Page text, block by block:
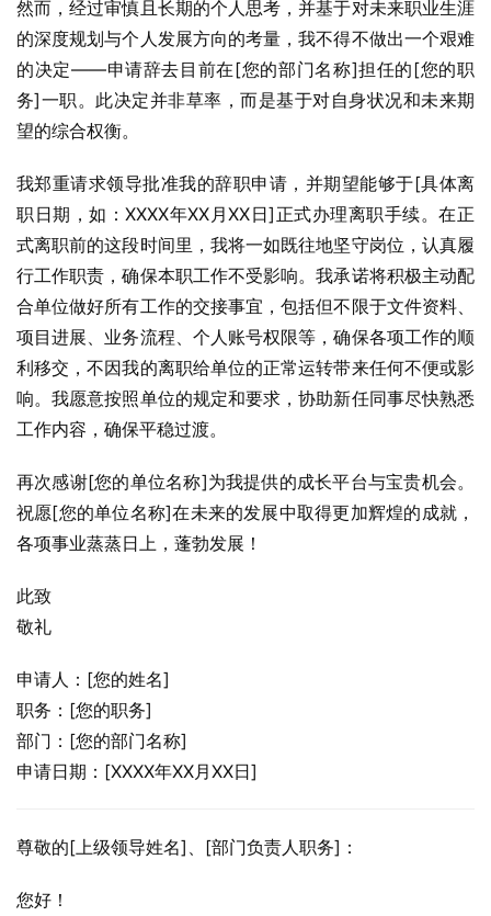
然而，经过审慎且长期的个人思考，并基于对未来职业生涯
的深度规划与个人发展方向的考量，我不得不做出一个艰难
的决定——申请辞去目前在[您的部门名称]担任的[您的职
务]一职。此决定并非草率，而是基于对自身状况和未来期
望的综合权衡。
我郑重请求领导批准我的辞职申请，并期望能够于[具体离
职日期，如：XXXX年XX月XX日]正式办理离职手续。在正
式离职前的这段时间里，我将一如既往地坚守岗位，认真履
行工作职责，确保本职工作不受影响。我承诺将积极主动配
合单位做好所有工作的交接事宜，包括但不限于文件资料、
项目进展、业务流程、个人账号权限等，确保各项工作的顺
利移交，不因我的离职给单位的正常运转带来任何不便或影
响。我愿意按照单位的规定和要求，协助新任同事尽快熟悉
工作内容，确保平稳过渡。
再次感谢[您的单位名称]为我提供的成长平台与宝贵机会。
祝愿[您的单位名称]在未来的发展中取得更加辉煌的成就，
各项事业蒸蒸日上，蓬勃发展！
此致
敬礼
申请人：[您的姓名]
职务：[您的职务]
部门：[您的部门名称]
申请日期：[XXXX年XX月XX日]
尊敬的[上级领导姓名]、[部门负责人职务]：
您好！